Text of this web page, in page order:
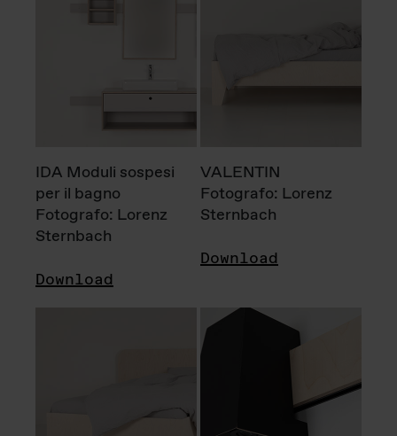
IDA Moduli sospesi
per il bagno
Fotografo: Lorenz
Sternbach
Download
VALENTIN
Fotografo: Lorenz
Sternbach
Download